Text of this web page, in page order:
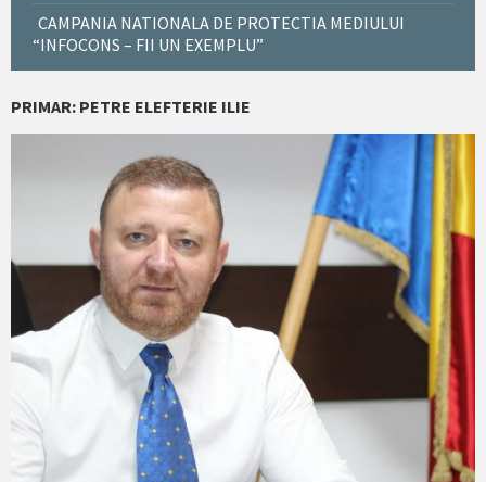
CAMPANIA NATIONALA DE PROTECTIA MEDIULUI
“INFOCONS – FII UN EXEMPLU”
PRIMAR: PETRE ELEFTERIE ILIE